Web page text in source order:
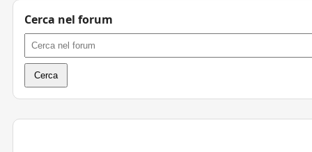
Cerca nel forum
Cerca